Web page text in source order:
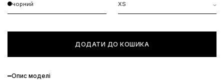
чорний XS
ДОДАТИ ДО КОШИКА
Опис моделі